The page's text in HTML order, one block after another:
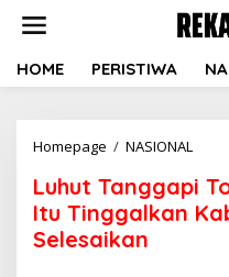
HOME PERISTIWA
Homepage / NASIONAL
Tom
Luhut Tanggapi
Itu Tinggalkan
Selesaikan